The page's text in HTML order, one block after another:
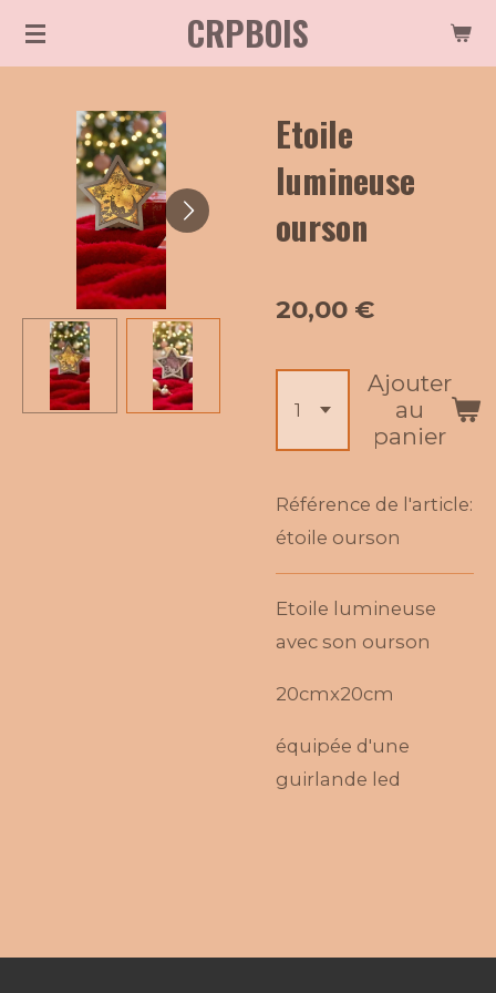
Passer
principal
CRPBOIS
Etoile
lumineuse
ourson
20,00 €
Ajouter
au
panier
Référence de l'article:
étoile ourson
Etoile lumineuse
avec son ourson
20cmx20cm
équipée d'une
guirlande led